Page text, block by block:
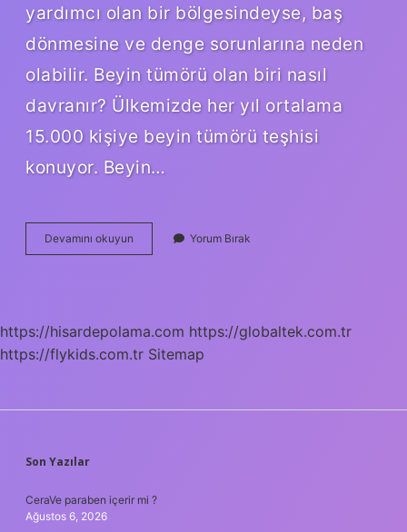
yardımcı olan bir bölgesindeyse, baş
dönmesine ve denge sorunlarına neden
olabilir. Beyin tümörü olan biri nasıl
davranır? Ülkemizde her yıl ortalama
15.000 kişiye beyin tümörü teşhisi
konuyor. Beyin…
Devamını okuyun
Tümörü
Yorum Bırak
https://hisardepolama.com https://globaltek.com.tr
https://flykids.com.tr Sitemap
SIDEBAR
Son Yazılar
CeraVe paraben içerir mi ?
Ağustos 6, 2026